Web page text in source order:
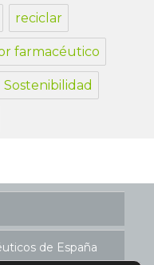
reciclar
farmacéutico
Sostenibilidad
de España